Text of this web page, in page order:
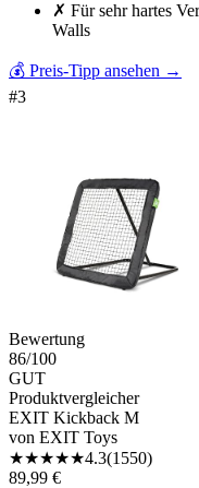
✗ Für sehr hartes
Walls
💰 Preis-Tipp ansehen →
#3
Bewertung
86/100
GUT
Produktvergleicher
EXIT Kickback M
von EXIT Toys
★★★★★4.3(1550)
89,99 €